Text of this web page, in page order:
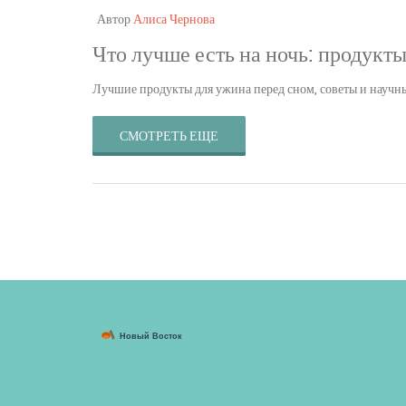
АвторАлиса Чернова
Что лучше есть на ночь:
Лучшие продукты для ужина перед сном, советы и
СМОТРЕТЬ ЕЩЕ